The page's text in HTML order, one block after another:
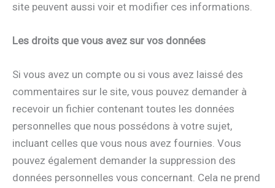
site peuvent aussi voir et modifier ces informations.
Les droits que vous avez sur vos données
Si vous avez un compte ou si vous avez laissé des
commentaires sur le site, vous pouvez demander à
recevoir un fichier contenant toutes les données
personnelles que nous possédons à votre sujet,
incluant celles que vous nous avez fournies. Vous
pouvez également demander la suppression des
données personnelles vous concernant. Cela ne prend